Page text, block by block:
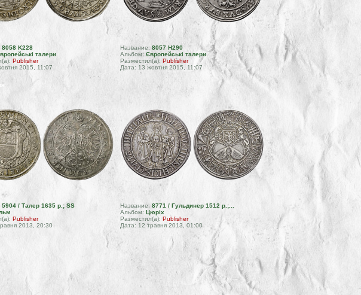
8058 K228
талери
Publisher
2015, 11:07
Название: 8057 H290
Альбом: Європейські талери
Разместил(а): Publisher
Дата: 13 жовтня 2015, 11:07
5904 / Талер 1635 р.; SS
Publisher
2013, 20:30
Название: 8771 / Гульдинер 1512 р.;...
Альбом: Цюріх
Разместил(а): Publisher
Дата: 12 травня 2013, 01:00